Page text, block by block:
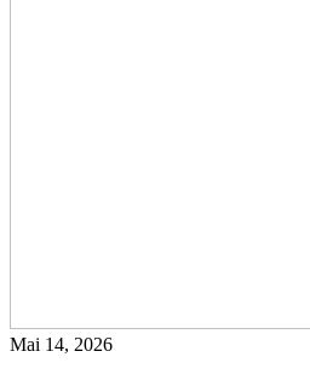
Mai 14, 2026